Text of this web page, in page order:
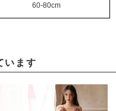
60-80cm
います